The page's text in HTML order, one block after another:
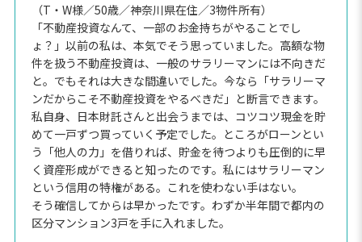
（T・W様／50歳／神奈川県在住／3物件所有）
「不動産投資なんて、一部のお金持ちがやることでし
ょ？」以前の私は、本気でそう思っていました。高額な物
件を扱う不動産投資は、一般のサラリーマンには不向きだ
と。でもそれは大きな間違いでした。今なら「サラリーマ
ンだからこそ不動産投資をやるべきだ」と断言できます。
私自身、日本財託さんと出会うまでは、コツコツ現金を貯
めて一戸ずつ買っていく予定でした。ところがローンとい
う「他人の力」を借りれば、貯金を待つよりも圧倒的に早
く資産形成ができると知ったのです。私にはサラリーマン
という信用の特権がある。これを使わない手はない。
そう確信してからは早かったです。わずか半年間で都内の
区分マンション3戸を手に入れました。